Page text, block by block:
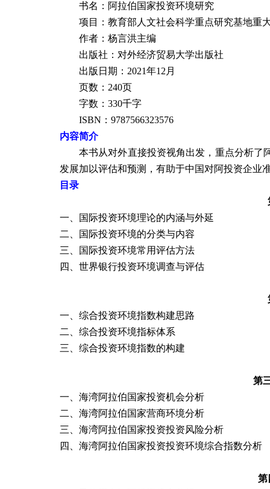
书名： 阿拉伯国家投资环境研究
项目：教育部人文社会科学重点研究基地重
作者：杨言洪主编
出版社：对外经济贸易大学出版社
出版日期： 2021年12 月
页数： 240页
字数：330千字
ISBN ： 9787566323576
内容简介
本书从对外直接投资视角出发，重点分析了
发展加以评估和预测，有助于中国对阿投资企业
目录
一、
国际投资环境理论的内涵与外延
二、
国际投资环境的分类与内容
三、
国际投资环境常用评估方法
四、世界银行投资环境调查与评估
一、 综合投资环境指数构建思路
二、 综合投资环境指标体系
三、 综合投资环境指数的构建
第
一、 海湾阿拉伯国家投资机会分析
二、 海湾阿拉伯国家营商环境分析
三、 海湾阿拉伯国家投资投资风险分析
四、 海湾阿拉伯国家投资投资环境综合指数分析